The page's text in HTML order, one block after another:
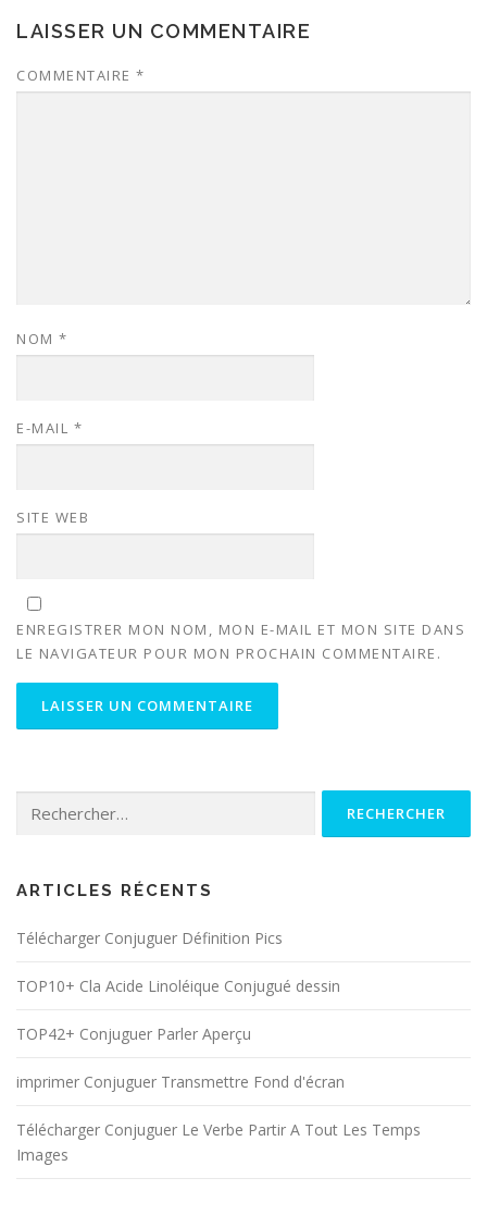
LAISSER UN COMMENTAIRE
COMMENTAIRE *
NOM *
E-MAIL *
SITE WEB
ENREGISTRER MON NOM, MON E-MAIL ET MON SITE DANS
LE NAVIGATEUR POUR MON PROCHAIN COMMENTAIRE.
ARTICLES RÉCENTS
Télécharger Conjuguer Définition Pics
TOP10+ Cla Acide Linoléique Conjugué dessin
TOP42+ Conjuguer Parler Aperçu
imprimer Conjuguer Transmettre Fond d'écran
Télécharger Conjuguer Le Verbe Partir A Tout Les Temps
Images